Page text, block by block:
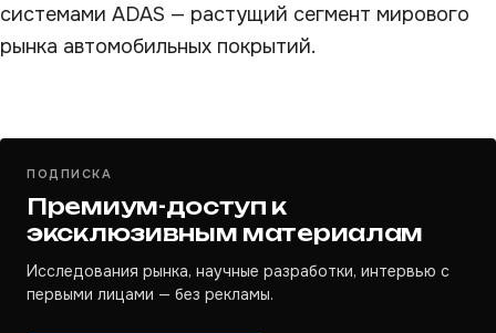
системами ADAS — растущий сегмент мирового
рынка автомобильных покрытий.
ПОДПИСКА
Премиум-доступ к
эксклюзивным материалам
Исследования рынка, научные разработки, интервью с
первыми лицами — без рекламы.